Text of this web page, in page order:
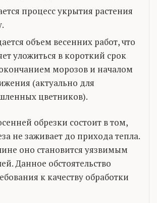
процесс укрытия растения
объем весенних работ, что
уложиться в короткий срок
морозов и началом
(актуально для
цветников).
обрезки состоит в том,
не заживает до прихода тепла.
оно становится уязвимым
Данное обстоятельство
к качеству обработки